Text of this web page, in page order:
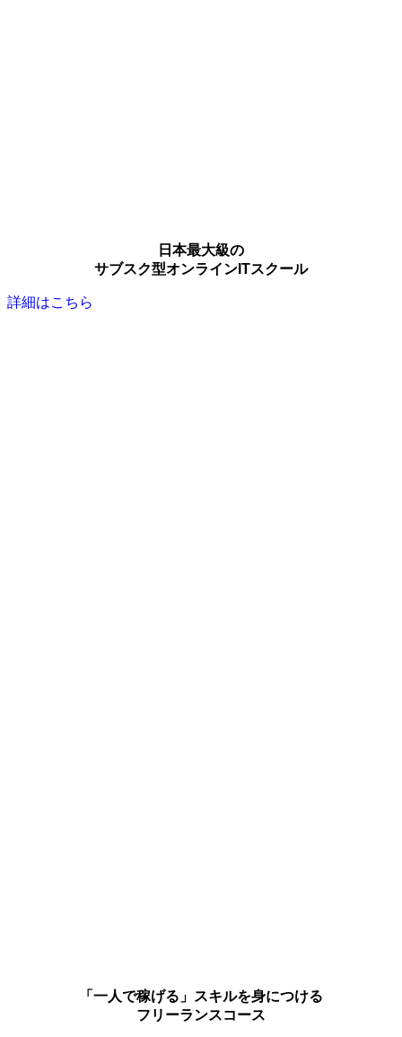
日本最大級の
サブスク型オンラインITスクール
詳細はこちら
「一人で稼げる」スキルを身につける
フリーランスコース